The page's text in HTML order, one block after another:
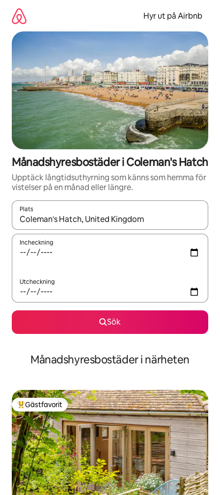
innehåll
Hyr ut på Airbnb
Månadshyresbostäder i Coleman's Hatch
Upptäck långtidsuthyrning som känns som hemma för
vistelser på en månad eller längre.
Plats
När resultaten är tillgängliga kan du navigera med upp- och
Incheckning
Utcheckning
Sök
Månadshyresbostäder i närheten
Populär gästfavorit
Gästfavorit